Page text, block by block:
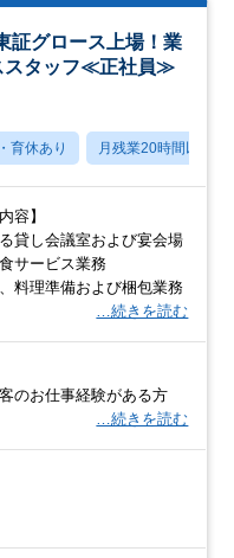
証グロース上場！業
スタッフ≪正社員≫
育休あり 月残業20時間以内
容】
貸し会議室および宴会場
サービス業務
料理準備および梱包業務
…続きを読む
のお仕事経験がある方
…続きを読む